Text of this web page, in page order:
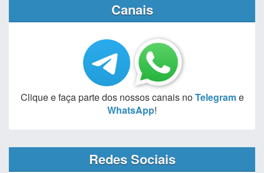
Canais
Clique e faça parte dos nossos canais noTelegrame
WhatsApp!
Redes Sociais